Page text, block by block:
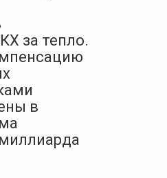
за тепло.
в